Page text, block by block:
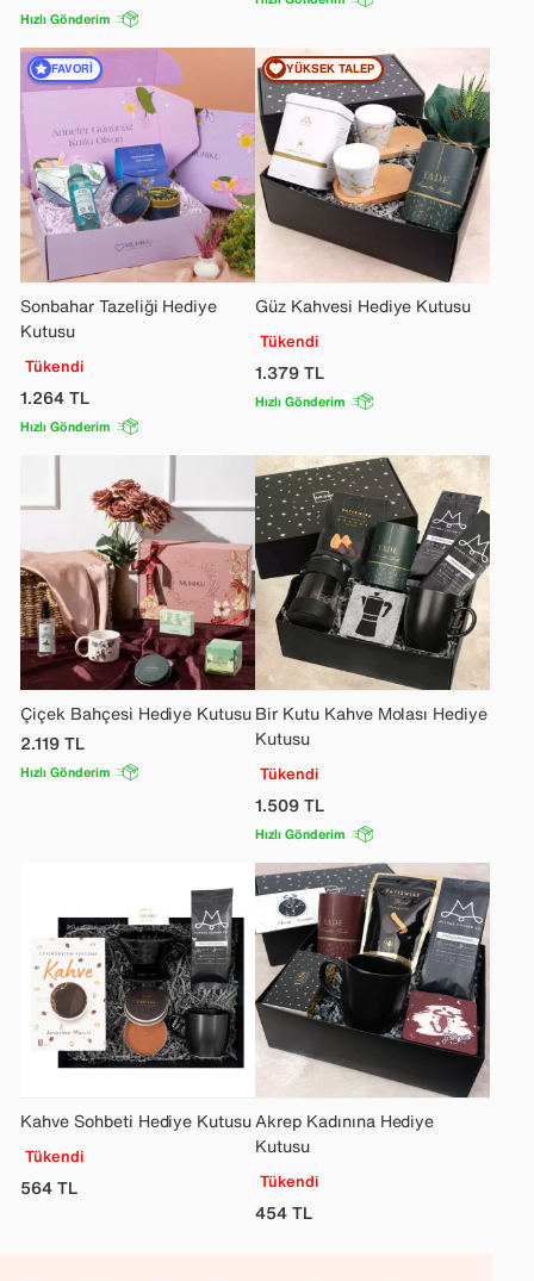
Hızlı Gönderim
Sonbahar Tazeliği Hediye
Kutusu
Tükendi
1.264TL
Hızlı Gönderim
FAVORI
Güz Kahvesi Hediye Kutusu
Tükendi
1.379TL
YÜKSEK TALEP
Hızlı Gönderim
Çiçek Bahçesi Hediye Kutusu
2.119TL
Hızlı Gönderim
Bir Kutu Kahve Molası Hediye
Kutusu
Tükendi
1.509TL
Hızlı Gönderim
Kahve Sohbeti Hediye Kutusu
Tükendi
564TL
Akrep Kadınına Hediye
Kutusu
Tükendi
454TL